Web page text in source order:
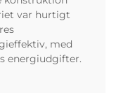
var hurtigt
med
energiudgifter.